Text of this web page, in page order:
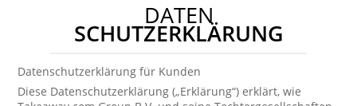
DATEN
SCHUTZERKLÄRUNG
Datenschutzerklärung für Kunden
Diese Datenschutzerklärung („Erklärung“) erklärt, wie